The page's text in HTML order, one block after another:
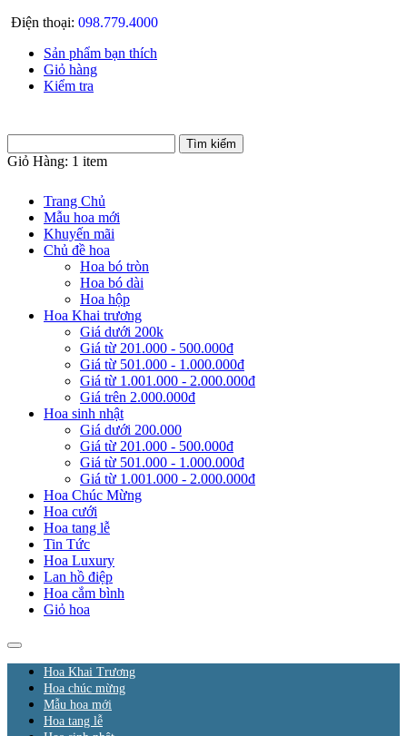
Điện thoại: 098.779.4000
Sản phẩm bạn thích
Giỏ hàng
Kiểm tra
Giỏ Hàng: 1 item
Trang Chủ
Mẫu hoa mới
Khuyến mãi
Chủ đề hoa
Hoa bó tròn
Hoa bó dài
Hoa hộp
Hoa Khai trương
Giá dưới 200k
Giá từ 201.000 - 500.000đ
Giá từ 501.000 - 1.000.000đ
Giá từ 1.001.000 - 2.000.000đ
Giá trên 2.000.000đ
Hoa sinh nhật
Giá dưới 200.000
Giá từ 201.000 - 500.000đ
Giá từ 501.000 - 1.000.000đ
Giá từ 1.001.000 - 2.000.000đ
Hoa Chúc Mừng
Hoa cưới
Hoa tang lễ
Tin Tức
Hoa Luxury
Lan hồ điệp
Hoa cắm bình
Giỏ hoa
Hoa Khai Trương
Hoa chúc mừng
Mẫu hoa mới
Hoa tang lễ